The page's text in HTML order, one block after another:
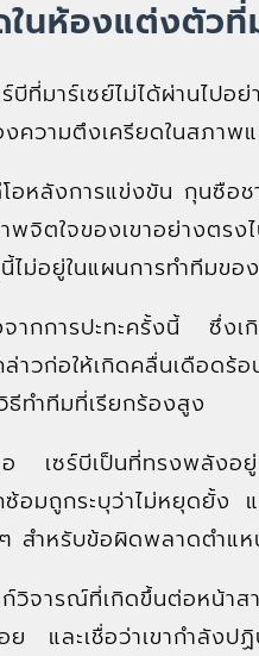
นห้องแต่งตัวที่
ที่มาร์เซย์ไม่ได้ผ่านไป
วามตึงเครียดในสภาพ
โอหลังการแข่งขัน กุนซื
พจิตใจของเขาอย่างตร
ม่อยู่ในแผนการทำทีมของ
จากการปะทะครั้งนี้ ซึ่ง
อให้เกิดคลื่นเดือดร้อน
ทำทีมที่เรียกร้องสูง
อ เซร์บีเป็นที่ทรงพลัง
มถูกระบุว่าไม่หยุดยั้ง
สำหรับข้อผิดพลาดตำแ
วิจารณ์ที่เกิดขึ้นต่อหน้า
ย และเชื่อว่าเขากำลัง